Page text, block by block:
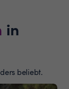
in
beliebt.